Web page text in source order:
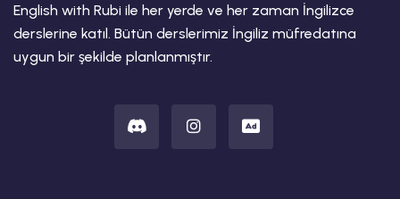
English with Rubi ile her yerde ve her zaman İngilizce
derslerine katıl. Bütün derslerimiz İngiliz müfredatına
uygun bir şekilde planlanmıştır.